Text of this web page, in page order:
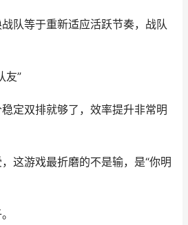
队等于重新适应活跃节奏，战队
友”
定双排就够了，效率提升非常明
这游戏最折磨的不是输，是“你明